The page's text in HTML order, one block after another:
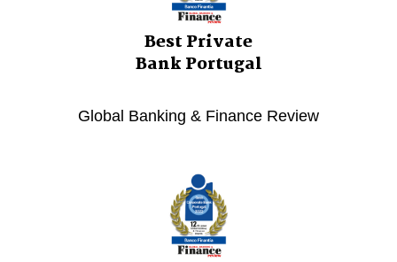
Best Private
Bank Portugal
Global Banking & Finance Review